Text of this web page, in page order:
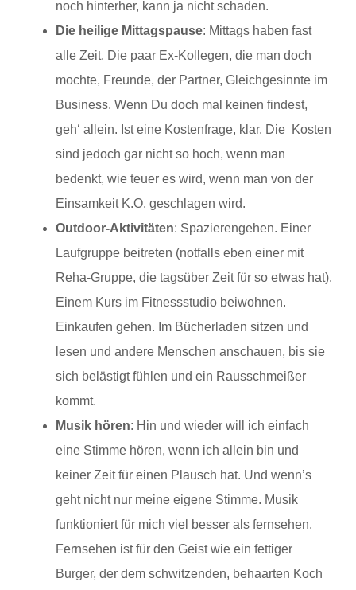
noch hinterher, kann ja nicht schaden.
Die heilige Mittagspause: Mittags haben fast
alle Zeit. Die paar Ex-Kollegen, die man doch
mochte, Freunde, der Partner, Gleichgesinnte im
Business. Wenn Du doch mal keinen findest,
geh‘ allein. Ist eine Kostenfrage, klar. Die Kosten
sind jedoch gar nicht so hoch, wenn man
bedenkt, wie teuer es wird, wenn man von der
Einsamkeit K.O. geschlagen wird.
Outdoor-Aktivitäten: Spazierengehen. Einer
Laufgruppe beitreten (notfalls eben einer mit
Reha-Gruppe, die tagsüber Zeit für so etwas hat).
Einem Kurs im Fitnessstudio beiwohnen.
Einkaufen gehen. Im Bücherladen sitzen und
lesen und andere Menschen anschauen, bis sie
sich belästigt fühlen und ein Rausschmeißer
kommt.
Musik hören: Hin und wieder will ich einfach
eine Stimme hören, wenn ich allein bin und
keiner Zeit für einen Plausch hat. Und wenn’s
geht nicht nur meine eigene Stimme. Musik
funktioniert für mich viel besser als fernsehen.
Fernsehen ist für den Geist wie ein fettiger
Burger, der dem schwitzenden, behaarten Koch